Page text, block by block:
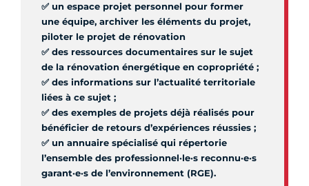
✅ un espace projet personnel pour former
une équipe, archiver les éléments du projet,
piloter le projet de rénovation
✅ des ressources documentaires sur le sujet
de la rénovation énergétique en copropriété ;
✅ des informations sur l’actualité territoriale
liées à ce sujet ;
✅ des exemples de projets déjà réalisés pour
bénéficier de retours d’expériences réussies ;
✅ un annuaire spécialisé qui répertorie
l’ensemble des professionnel·le·s reconnu·e·s
garant·e·s de l’environnement (RGE).